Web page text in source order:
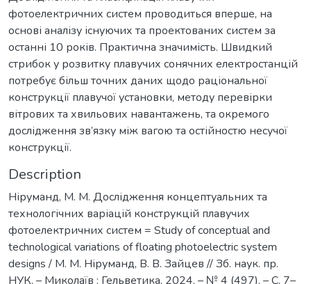
фотоелектричних систем проводиться вперше, на
основі аналізу існуючих та проектованих систем за
останні 10 років. Практична значимість. Швидкий
стрибок у розвитку плавучих сонячних електростанцій
потребує більш точних даних щодо раціональної
конструкції плавучої установки, методу перевірки
вітрових та хвильових навантажень, та окремого
дослідження зв’язку між вагою та остійностю несучої
конструкції.
Description
Ніруманд, М. М. Дослідження концептуальних та
технологічних варіацій конструкцій плавучих
фотоелектричних систем = Study of conceptual and
technological variations of floating photoelectric system
designs / М. М. Ніруманд, В. В. Зайцев // Зб. наук. пр.
НУК. – Миколаїв : Гельветика, 2024. – № 4 (497). – С. 7–